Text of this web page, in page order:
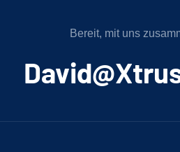
Bereit, mit uns